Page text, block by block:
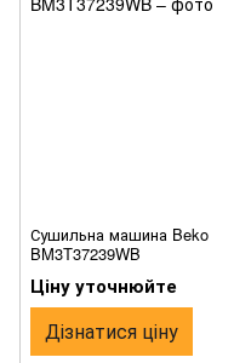
Сушильна машина Beko
BM3T37239WB
Ціну уточнюйте
Дізнатися ціну